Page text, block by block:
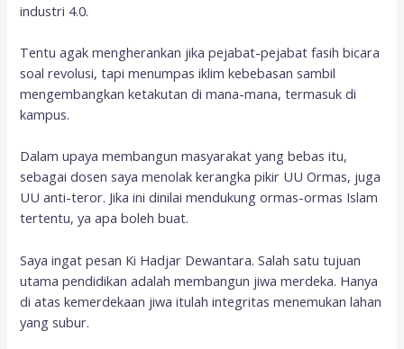
industri 4.0.
Tentu agak mengherankan jika pejabat-pejabat fasih bicara
soal revolusi, tapi menumpas iklim kebebasan sambil
mengembangkan ketakutan di mana-mana, termasuk di
kampus.
Dalam upaya membangun masyarakat yang bebas itu,
sebagai dosen saya menolak kerangka pikir UU Ormas, juga
UU anti-teror. Jika ini dinilai mendukung ormas-ormas Islam
tertentu, ya apa boleh buat.
Saya ingat pesan Ki Hadjar Dewantara. Salah satu tujuan
utama pendidikan adalah membangun jiwa merdeka. Hanya
di atas kemerdekaan jiwa itulah integritas menemukan lahan
yang subur.